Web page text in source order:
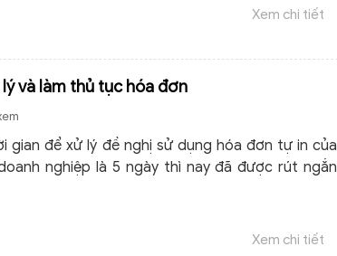
Xem chi tiết
và làm thủ tục hóa đơn
gian để xử lý đề nghị sử dụng hóa đơn tự in của
nghiệp là 5 ngày thì nay đã được rút ngắn
Xem chi tiết